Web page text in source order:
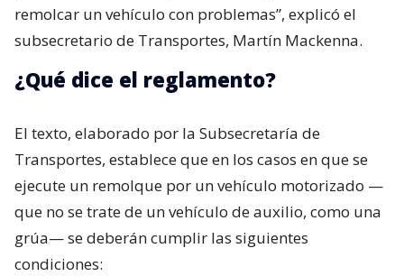
remolcar un vehículo con problemas”, explicó el
subsecretario de Transportes, Martín Mackenna.
¿Qué dice el reglamento?
El texto, elaborado por la Subsecretaría de
Transportes, establece que en los casos en que se
ejecute un remolque por un vehículo motorizado —
que no se trate de un vehículo de auxilio, como una
grúa— se deberán cumplir las siguientes
condiciones: